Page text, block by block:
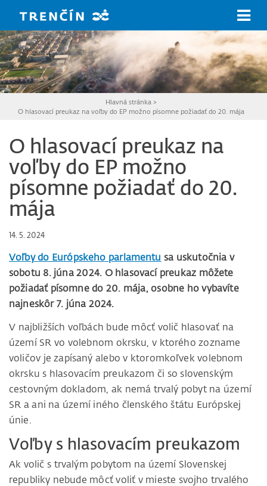
Hlavná stránka >
O hlasovací preukaz na voľby do EP možno písomne požiadať do 20. mája
O hlasovací preukaz na
voľby do EP možno
písomne požiadať do 20.
mája
14. 5. 2024
Voľby do Európskeho parlamentu sa uskutočnia v
sobotu 8. júna 2024. O hlasovací preukaz môžete
požiadať písomne do 20. mája, osobne ho vybavíte
najneskôr 7. júna 2024.
V najbližších voľbách bude môcť volič hlasovať na
území SR vo volebnom okrsku, v ktorého zozname
voličov je zapísaný alebo v ktoromkoľvek volebnom
okrsku s hlasovacím preukazom či so slovenským
cestovným dokladom, ak nemá trvalý pobyt na území
SR a ani na území iného členského štátu Európskej
únie.
Voľby s hlasovacím preukazom
Ak volič s trvalým pobytom na území Slovenskej
republiky nebude môcť voliť v mieste svojho trvalého